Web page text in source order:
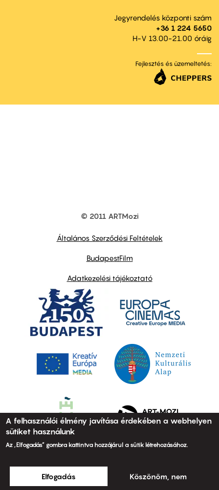
Jegyrendelés központi szám
+36 1 224 5650
H-V 13.00-21.00 óráig
Fejlesztés és üzemeltetés:
© 2011 ARTMozi
Általános Szerződési Feltételek
BudapestFilm
Adatkezelési tájékoztató
A felhasználói élmény javítása érdekében a webhelyen
sütiket használunk
Az „Elfogadás” gombra kattintva hozzájárul a sütik létrehozásához.
Elfogadás Köszönöm, nem